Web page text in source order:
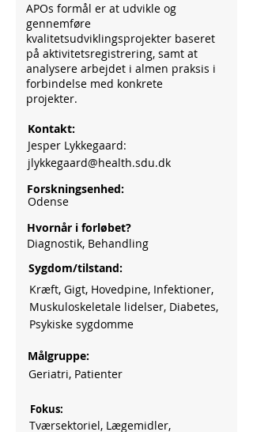
APOs formål er at udvikle og
gennemføre
kvalitetsudviklingsprojekter baseret
på aktivitetsregistrering, samt at
analysere arbejdet i almen praksis i
forbindelse med konkrete
projekter.
Kontakt:
Jesper Lykkegaard:
jlykkegaard@health.sdu.dk
Forskningsenhed:
Odense
Hvornår i forløbet?
Diagnostik, Behandling
Sygdom/tilstand:
Kræft, Gigt, Hovedpine, Infektioner,
Muskuloskeletale lidelser, Diabetes,
Psykiske sygdomme
Målgruppe:
Geriatri, Patienter
Fokus:
Tværsektoriel, Lægemidler,